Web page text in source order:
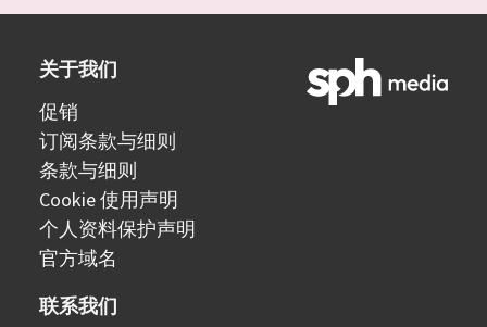
关于我们
促销
订阅条款与细则
条款与细则
Cookie 使用声明
个人资料保护声明
官方域名
联系我们